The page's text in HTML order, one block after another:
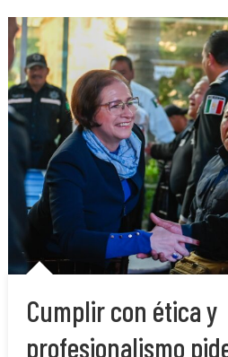
Cumplir con ética y
profesionalismo